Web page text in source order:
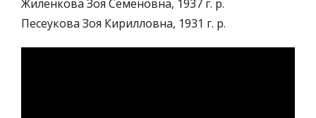
Жиленкова Зоя Семёновна, 1937 г. р.
Песеукова Зоя Кирилловна, 1931 г. р.